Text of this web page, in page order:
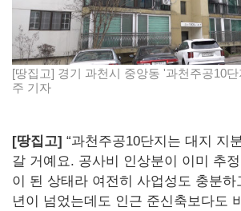
[땅집고] 경기 과천시 중앙동 '과천주공10
주 기자
[땅집고] “과천주공10단지는 대지 지
갈 거예요. 공사비 인상분이 이미 추
이 된 상태라 여전히 사업성도 충분하
년이 넘었는데도 인근 준신축보다도